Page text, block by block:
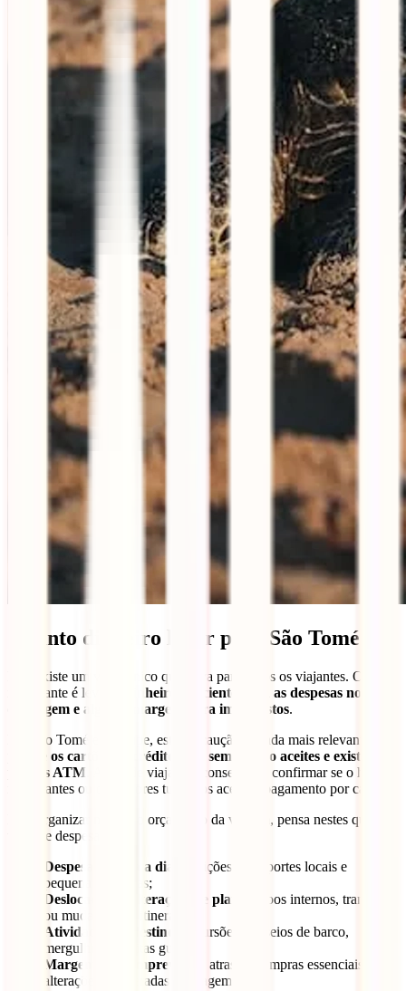
Quanto dinheiro levar para São Tomé?
Não existe um valor único que sirva para todos os viajantes. O mais
importante é levares
dinheiro suficiente para as despesas normais
da viagem e alguma margem para imprevistos.
Em São Tomé e Príncipe, esta precaução é ainda mais relevante
os cartões de crédito nem sempre são aceites e existem
poucos ATM . Antes de viajar, é aconselhável confirmar se o hotel,
restaurantes ou operadores turísticos aceitam pagamento por cartão.
Para organizar melhor o orçamento da viagem, pensa nestes quatro
tipos de despesas:
Despesas do dia a dia
: refeições, transportes locais e
pequenas compras;
Deslocações e alterações de planos
: voos internos, transferes
ou mudanças de itinerário;
Atividades no destino
: excursões, passeios de barco,
mergulho ou visitas guiadas;
Margem para imprevistos
: atrasos, compras essenciais ou
alterações inesperadas na viagem.